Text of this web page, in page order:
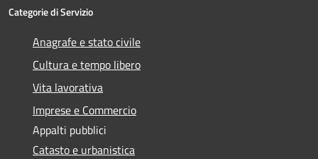
Categorie di Servizio
Anagrafe e stato civile
Cultura e tempo libero
Vita lavorativa
Imprese e Commercio
Appalti pubblici
Catasto e urbanistica